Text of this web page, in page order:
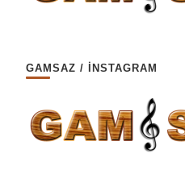
GAMSAZ / İNSTAGRAM